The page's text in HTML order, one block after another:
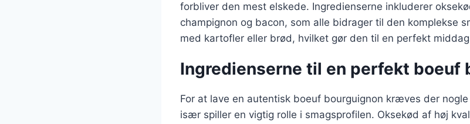
forbliver den mest elskede. Ingredienserne inkluderer
champignon og bacon, som alle bidrager til den komplekse
med kartofler eller brød, hvilket gør den til en perfekt
Ingredienserne til en perfekt boeuf
For at lave en autentisk boeuf bourguignon kræves der
især spiller en vigtig rolle i smagsprofilen. Oksekød af høj